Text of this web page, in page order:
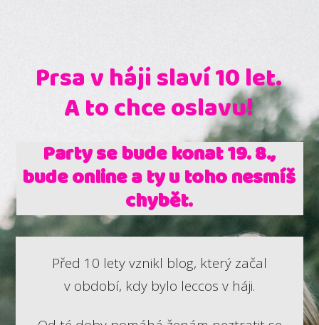
Prsa v háji slaví 10 let.
A to chce oslavu!
Party se bude konat 19. 8.,
bude online a ty u toho nesmíš
chybět.
Před 10 lety vznikl blog, který začal
v období, kdy bylo leccos v háji.